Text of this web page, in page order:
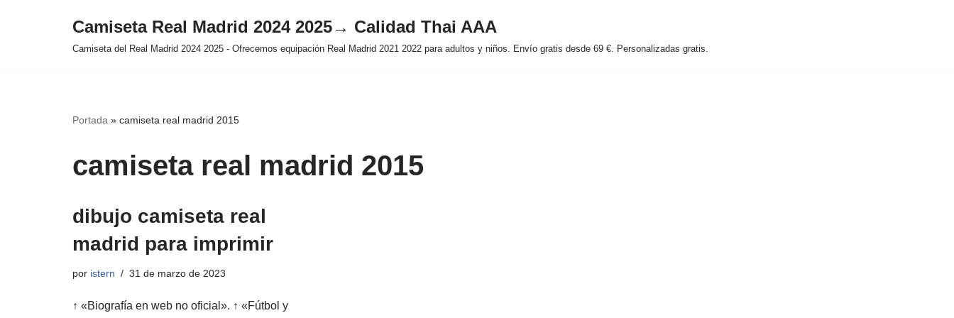
Camiseta Real Madrid 2024 2025→ Calidad Thai AAA
Camiseta del Real Madrid 2024 2025 - Ofrecemos equipación Real Madrid 2021 2022 para adultos y niños. Envío gratis desde 69 €. Personalizadas gratis.
Portada » camiseta real madrid 2015
camiseta real madrid 2015
dibujo camiseta real
madrid para imprimir
por istern 31 de marzo de 2023
↑ «Biografía en web no oficial». ↑ «Fútbol y